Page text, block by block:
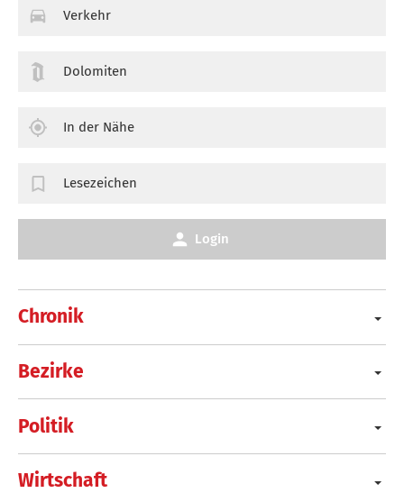
Chronik
Bezirke
Politik
Wirtschaft
Verkehr
Dolomiten
In der Nähe
Lesezeichen
Login